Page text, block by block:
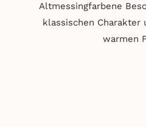
Altmessingfarbene
klassischen
warmen